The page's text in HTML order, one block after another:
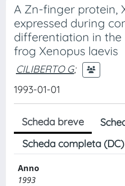
A Zn-finger protein,
expressed during
differentiation in the
frog Xenopus laevis
CILIBERTO G;
1993-01-01
Scheda breve
Scheda completa (DC)
Anno
1993